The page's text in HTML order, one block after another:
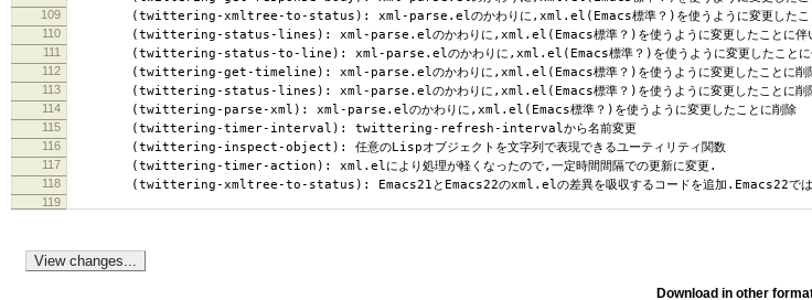
109 (twittering-xmltree-to-status): xml-parse.elのかわりに,xml.el(Emacs標準？)を使うように変更したことに
110 (twittering-status-lines): xml-parse.elのかわりに,xml.el(Emacs標準？)を使うように変更したことに伴い
111 (twittering-status-to-line): xml-parse.elのかわりに,xml.el(Emacs標準？)を使うように変更したことに伴
112 (twittering-get-timeline): xml-parse.elのかわりに,xml.el(Emacs標準？)を使うように変更したことに削
113 (twittering-status-lines): xml-parse.elのかわりに,xml.el(Emacs標準？)を使うように変更したことに削
114 (twittering-parse-xml): xml-parse.elのかわりに,xml.el(Emacs標準？)を使うように変更したことに削除
115 (twittering-timer-interval): twittering-refresh-intervalから名前変更
116 (twittering-inspect-object): 任意のLispオブジェクトを文字列で表現できるユーティリティ関数
117 (twittering-timer-action): xml.elにより処理が軽くなったので,一定時間間隔での更新に変更.
118 (twittering-xmltree-to-status): Emacs21とEmacs22のxml.elの差異を吸収するコードを追加.Emacs22では,ノード
119
Download in other